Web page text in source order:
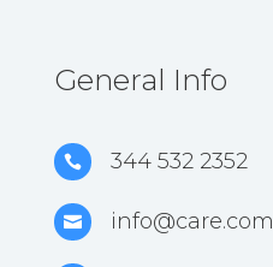
General Info
 344 532 2352
 info@care.com